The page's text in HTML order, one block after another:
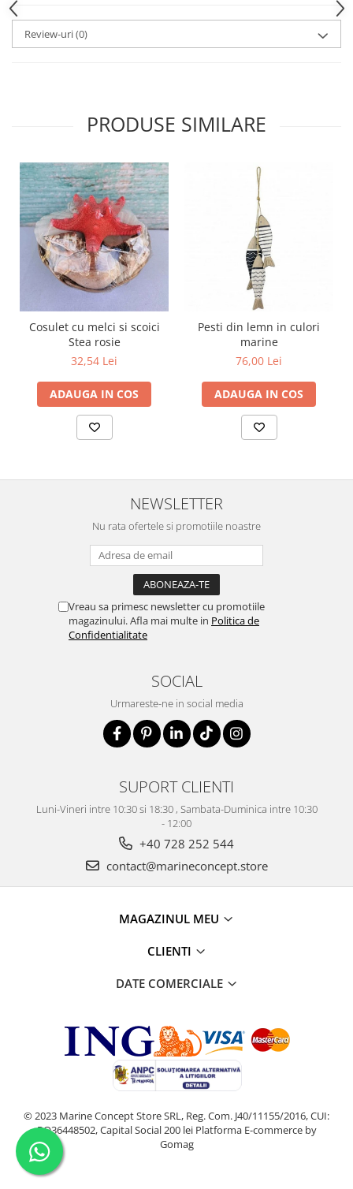
Review-uri(0)
PRODUSE SIMILARE
Cosulet cu melci si scoici
Stea rosie
32,54 Lei
ADAUGA IN COS
Pesti din lemn in culori
marine
76,00 Lei
ADAUGA IN COS
NEWSLETTER
Nu rata ofertele si promotiile noastre
Vreau sa primesc newsletter cu promotiile
magazinului. Afla mai multe in Politica de
Confidentialitate
SOCIAL
Urmareste-ne in social media
SUPORT CLIENTI
Luni-Vineri intre 10:30 si 18:30 , Sambata-Duminica intre 10:30
- 12:00
+40 728 252 544
contact@marineconcept.store
MAGAZINUL MEU
CLIENTI
DATE COMERCIALE
© 2023 Marine Concept Store SRL, Reg. Com. J40/11155/2016, CUI:
RO36448502, Capital Social 200 lei Platforma E-commerce by
Gomag